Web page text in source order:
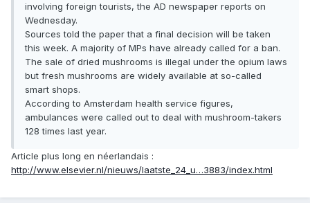
involving foreign tourists, the AD newspaper reports on
Wednesday.
Sources told the paper that a final decision will be taken
this week. A majority of MPs have already called for a ban.
The sale of dried mushrooms is illegal under the opium laws
but fresh mushrooms are widely available at so-called
smart shops.
According to Amsterdam health service figures,
ambulances were called out to deal with mushroom-takers
128 times last year.
Article plus long en néerlandais :
http://www.elsevier.nl/nieuws/laatste_24_u…3883/index.html